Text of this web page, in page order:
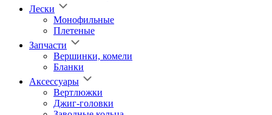
Лески
Монофильные
Плетеные
Запчасти
Вершинки, комели
Бланки
Аксессуары
Вертлюжки
Джиг-головки